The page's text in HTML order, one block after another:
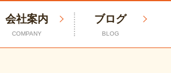
会社案内
COMPANY
ブログ
BLOG